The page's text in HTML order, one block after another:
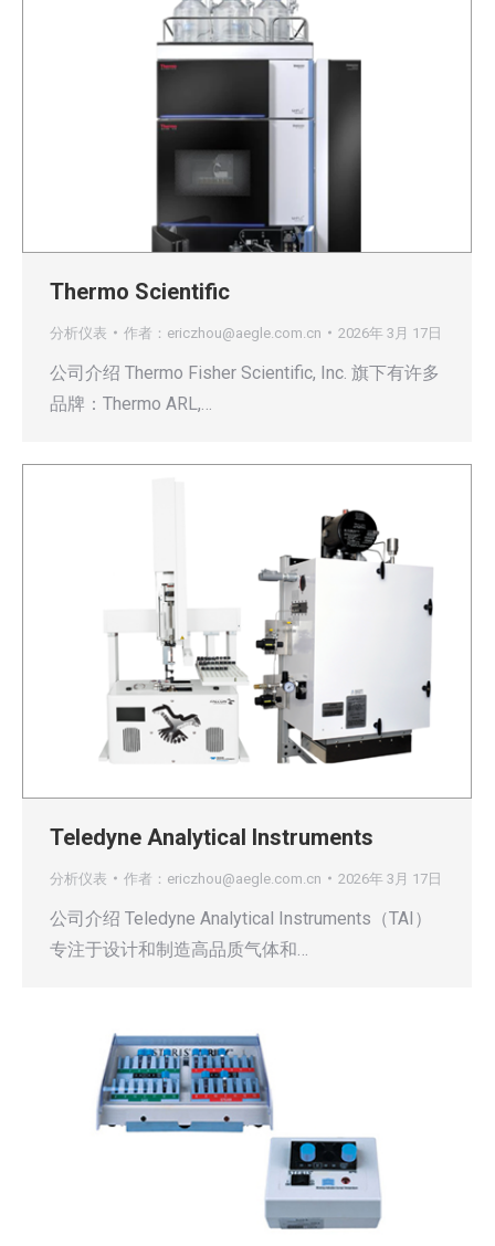
Thermo Scientific
分析仪表 作者： ericzhou@aegle.com.cn 2026年 3月 17日
公司介绍 Thermo Fisher Scientific, Inc. 旗下有许多
品牌：Thermo ARL,…
Teledyne Analytical Instruments
分析仪表 作者： ericzhou@aegle.com.cn 2026年 3月 17日
公司介绍 Teledyne Analytical Instruments（TAI）
专注于设计和制造高品质气体和…